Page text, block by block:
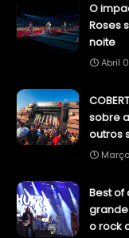
O
Roses
noite
Abril
sobre
outros
Best of
grande
o rock